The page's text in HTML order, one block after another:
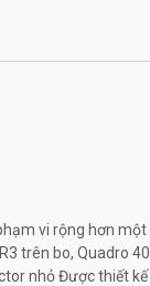
vi rộng hơn
trên bo, Quadro
nhỏ Được thiết